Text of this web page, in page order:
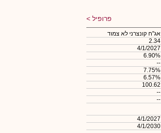
פרופיל
אג"ח קונצרני לא צמוד
2.34
4/1/2027
6.90%
--
7.75%
6.57%
100.62
--
--
4/1/2027
4/1/2030